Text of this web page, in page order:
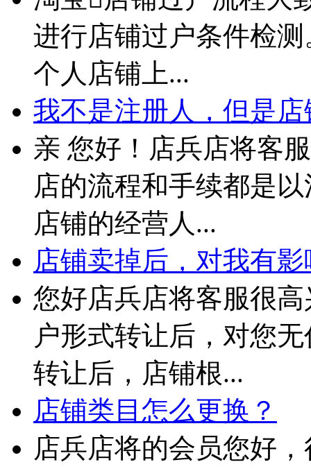
进行店铺过户条件检
个人店铺上...
我不是注册人，但是
亲 您好！店兵店将客
店的流程和手续都是
店铺的经营人...
店铺卖掉后，对我有
您好店兵店将客服很
户形式转让后，对您
转让后，店铺根...
店铺类目怎么更换？
店兵店将的会员您好